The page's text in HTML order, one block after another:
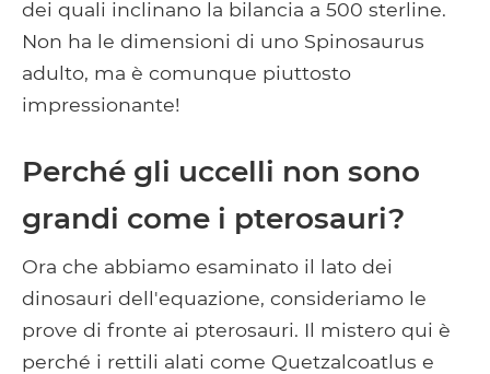
dei quali inclinano la bilancia a 500 sterline.
Non ha le dimensioni di uno Spinosaurus
adulto, ma è comunque piuttosto
impressionante!
Perché gli uccelli non sono
grandi come i pterosauri?
Ora che abbiamo esaminato il lato dei
dinosauri dell'equazione, consideriamo le
prove di fronte ai pterosauri. Il mistero qui è
perché i rettili alati come Quetzalcoatlus e